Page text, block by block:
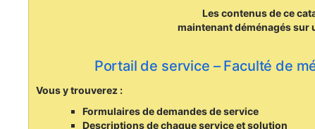
Les contenus de ce
maintenant déménagéssur
Portail de service – Faculté de
Vous y trouverez :
Formulaires de demandes de service
Descriptions de chaque service et solution